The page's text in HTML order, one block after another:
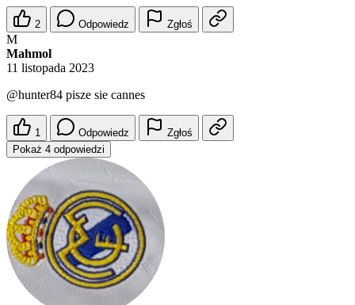
2 Odpowiedz Zgłoś
M
Mahmol
11 listopada 2023
@hunter84 pisze sie cannes
1 Odpowiedz
Zgłoś
Pokaż 4 odpowiedzi